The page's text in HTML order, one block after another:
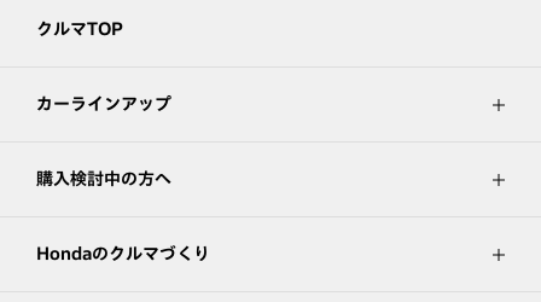
クルマTOP
カーラインアップ
購入検討中の方へ
Hondaのクルマづくり